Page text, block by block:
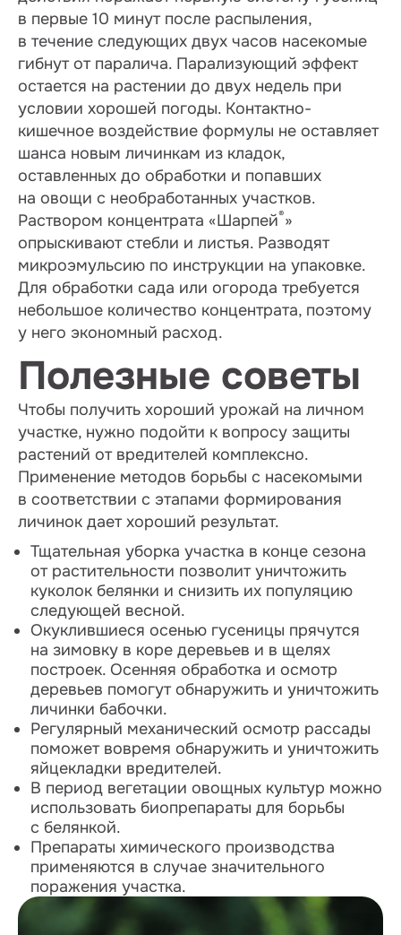
в первые 10 минут после распыления,
в течение следующих двух часов насекомые
гибнут от паралича. Парализующий эффект
остается на растении до двух недель при
условии хорошей погоды. Контактно-
кишечное воздействие формулы не оставляет
шанса новым личинкам из кладок,
оставленных до обработки и попавших
на овощи с необработанных участков.
Раствором концентрата «Шарпей®»
опрыскивают стебли и листья. Разводят
микроэмульсию по инструкции на упаковке.
Для обработки сада или огорода требуется
небольшое количество концентрата, поэтому
у него экономный расход.
Полезные советы
Чтобы получить хороший урожай на личном
участке, нужно подойти к вопросу защиты
растений от вредителей комплексно.
Применение методов борьбы с насекомыми
в соответствии с этапами формирования
личинок дает хороший результат.
Тщательная уборка участка в конце сезона
от растительности позволит уничтожить
куколок белянки и снизить их популяцию
следующей весной.
Окуклившиеся осенью гусеницы прячутся
на зимовку в коре деревьев и в щелях
построек. Осенняя обработка и осмотр
деревьев помогут обнаружить и уничтожить
личинки бабочки.
Регулярный механический осмотр рассады
поможет вовремя обнаружить и уничтожить
яйцекладки вредителей.
В период вегетации овощных культур можно
использовать биопрепараты для борьбы
с белянкой.
Препараты химического производства
применяются в случае значительного
поражения участка.